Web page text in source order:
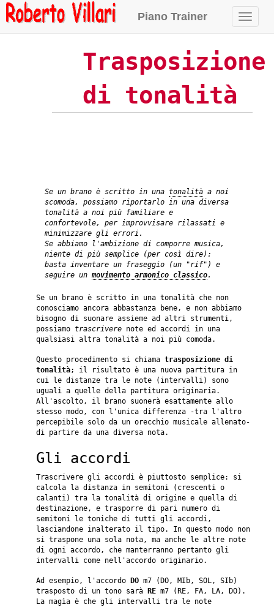
Piano Trainer
Trasposizione
di tonalità
Se un brano è scritto in una tonalitàa noi
scomoda, possiamo riportarlo in una diversa
tonalità a noi più familiare e
confortevole, per improvvisare rilassati e
minimizzare gli errori.
Se abbiamo l'ambizione di comporre musica,
niente di più semplice (per così dire):
basta inventare un fraseggio (un "rif") e
seguire unmovimento armonico classico.
Se un brano è scritto in una tonalità che non
conosciamo ancora abbastanza bene, e non abbiamo
bisogno di suonare assieme ad altri strumenti,
possiamo trascrivere note ed accordi in una
qualsiasi altra tonalità a noi più comoda.
Questo procedimento si chiama trasposizione di
tonalità; il risultato è una nuova partitura in
cui le distanze tra le note (intervalli) sono
uguali a quelle della partitura originaria.
All'ascolto, il brano suonerà esattamente allo
stesso modo, con l'unica differenza -tra l'altro
percepibile solo da un orecchio musicale allenato-
di partire da una diversa nota.
Gli accordi
Trascrivere gli accordi è piuttosto semplice: si
calcola la distanza in semitoni (crescenti o
calanti) tra la tonalità di origine e quella di
destinazione, e trasporre di pari numero di
semitoni le toniche di tutti gli accordi,
lasciandone inalterato il tipo. In questo modo non
si traspone una sola nota, ma anche le altre note
di ogni accordo, che manterranno pertanto gli
intervalli come nell'accordo originario.
Ad esempio, l'accordo DO m7 (DO, MIb, SOL, SIb)
trasposto di un tono sarà
RE m7 (RE, FA, LA, DO).
La magìa è che gli intervalli tra le note